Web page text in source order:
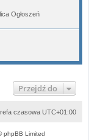
Ogłoszeń
Przejdź do
czasowa UTC+01:00
phpBB Limited